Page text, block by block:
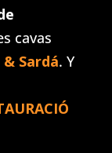
cavas
Sardá. Y